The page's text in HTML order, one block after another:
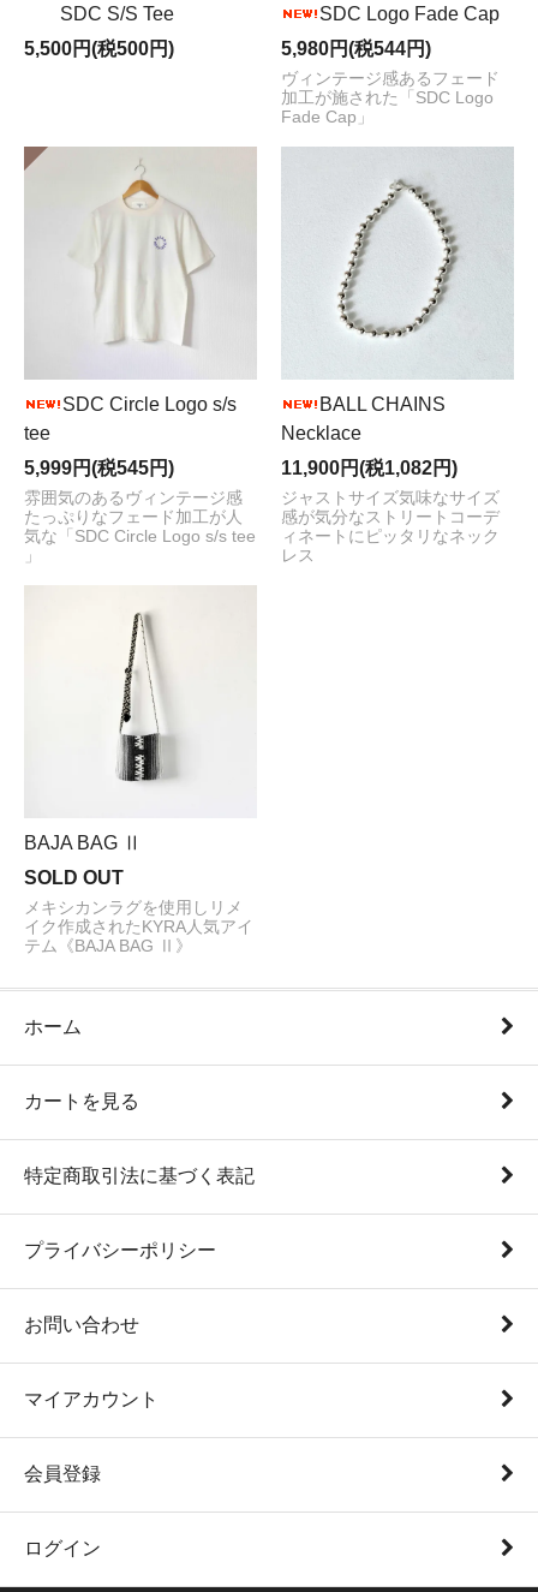
SDC S/S Tee
5,500円(税500円)
SDC Logo Fade Cap
5,980円(税544円)
ヴィンテージ感あるフェード
加工が施された「SDC Logo
Fade Cap」
SDC Circle Logo s/s
tee
5,999円(税545円)
雰囲気のあるヴィンテージ感
たっぷりなフェード加工が人
気な「SDC Circle Logo s/s tee
」
BALL CHAINS
Necklace
11,900円(税1,082円)
ジャストサイズ気味なサイズ
感が気分なストリートコーデ
ィネートにピッタリなネック
レス
BAJA BAG Ⅱ
SOLD OUT
メキシカンラグを使用しリメ
イク作成されたKYRA人気アイ
テム《BAJA BAG Ⅱ》
ホーム
カートを見る
特定商取引法に基づく表記
プライバシーポリシー
お問い合わせ
マイアカウント
会員登録
ログイン